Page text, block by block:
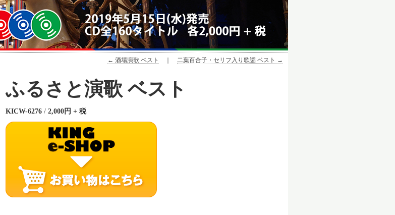
← 酒場演歌 ベスト 二葉百合子・セリフ入り歌謡 ベスト →
ふるさと演歌 ベスト
KICW-6276 / 2,000円 + 税